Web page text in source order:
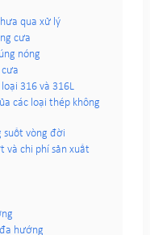
qua xử lý
cưa
nóng
316 và 316L
các loại thép không
suốt vòng đời
và chi phí sản xuất
hướng